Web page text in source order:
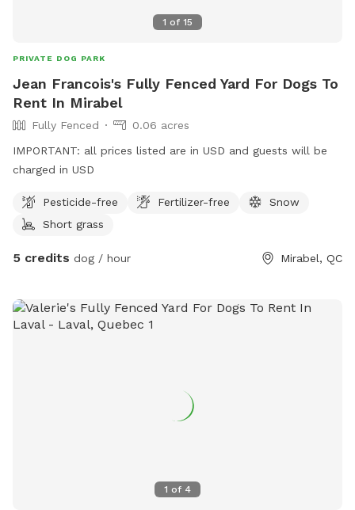
1 of 15
PRIVATE DOG PARK
Jean Francois's Fully Fenced Yard For Dogs To
Rent In Mirabel
Fully Fenced
0.06 acres
IMPORTANT: all prices listed are in USD and guests will be
charged in USD
Pesticide-free Fertilizer-free
Snow
Short grass
5 credits dog / hour Mirabel, QC
1 of 4